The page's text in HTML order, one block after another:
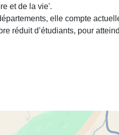
et de la vie'.
elle compte
réduit d’étudiants, pour